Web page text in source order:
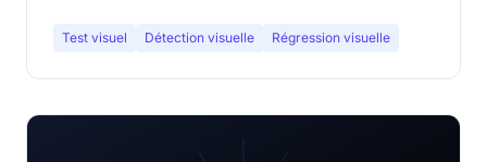
Test visuel Détection visuelle Régression visuelle